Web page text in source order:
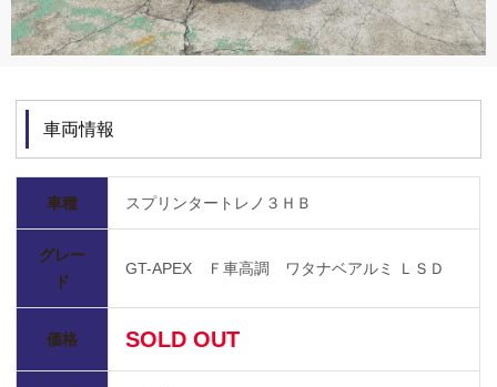
車両情報
車種 スプリンタートレノ３ＨＢ
グレー
ド
GT-APEX Ｆ車高調 ワタナベアルミ ＬＳＤ
価格 SOLD OUT